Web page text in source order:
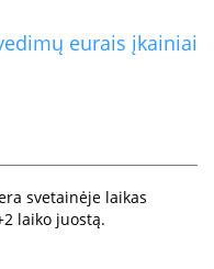
eurais įkainiai
svetainėje laikas
2laiko juostą.